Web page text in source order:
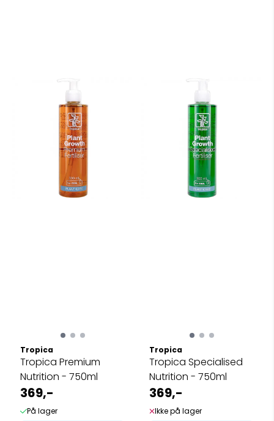
Tropica
Tropica Premium
Nutrition - 750ml
369,-
På lager
Tropica
Tropica Specialised
Nutrition - 750ml
369,-
Ikke på lager